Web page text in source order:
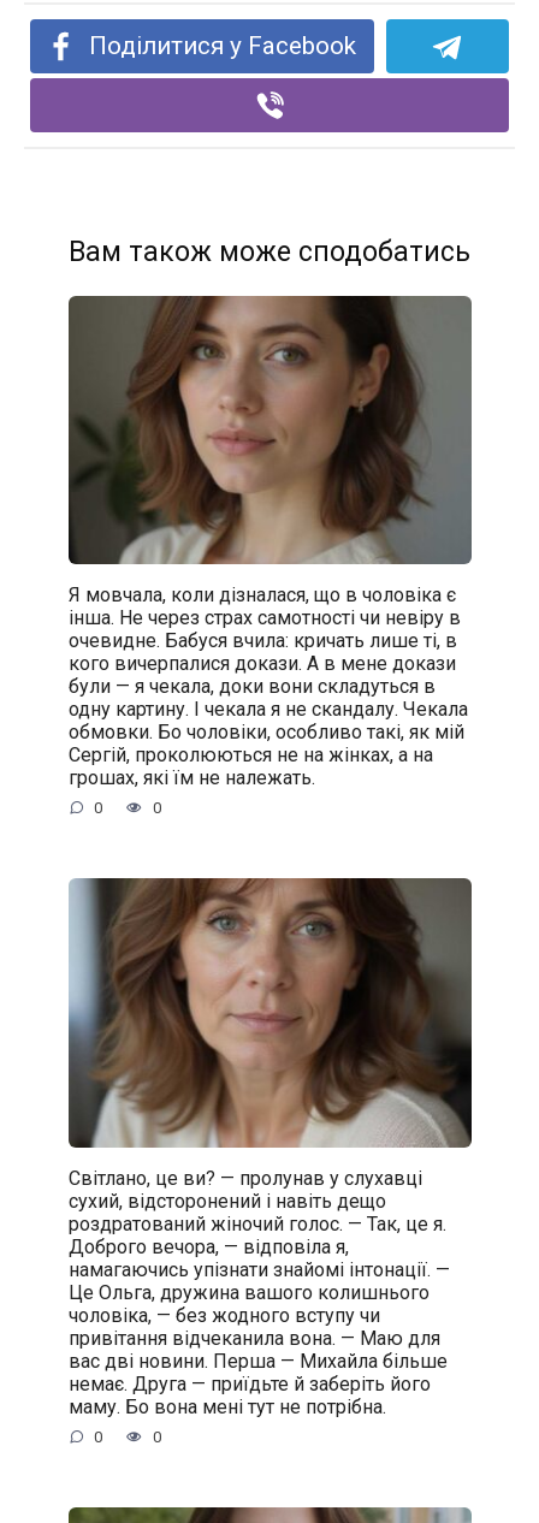
Поділитися у Facebook
Вам також може сподобатись
Я мовчала, коли дізналася, що в чоловіка є
інша. Не через страх самотності чи невіру в
очевидне. Бабуся вчила: кричать лише ті, в
кого вичерпалися докази. А в мене докази
були — я чекала, доки вони складуться в
одну картину. І чекала я не скандалу. Чекала
обмовки. Бо чоловіки, особливо такі, як мій
Сергій, проколюються не на жінках, а на
грошах, які їм не належать.
0 0
Світлано, це ви? — пролунав у слухавці
сухий, відсторонений і навіть дещо
роздратований жіночий голос. — Так, це я.
Доброго вечора, — відповіла я,
намагаючись упізнати знайомі інтонації. —
Це Ольга, дружина вашого колишнього
чоловіка, — без жодного вступу чи
привітання відчеканила вона. — Маю для
вас дві новини. Перша — Михайла більше
немає. Друга — приїдьте й заберіть його
маму. Бо вона мені тут не потрібна.
0 0